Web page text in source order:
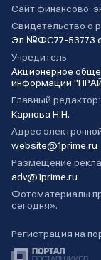
Сайт финансово-
Свидетельство о
Эл №ФС77-53773
Учредитель:
Акционерное
информации
Главный редактор:
Карнова Н.Н.
Адрес
website@1prime.ru
Размещение
adv@1prime.ru
Фотоматериалы
сегодня».
Регистрация на